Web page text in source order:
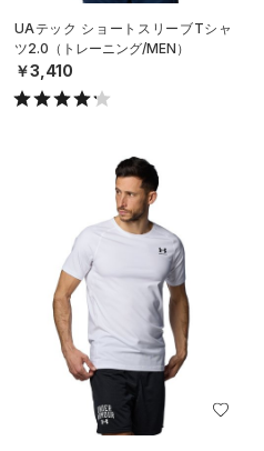
UAテック ショートスリーブTシャ
ツ2.0（トレーニング/MEN）
￥3,410